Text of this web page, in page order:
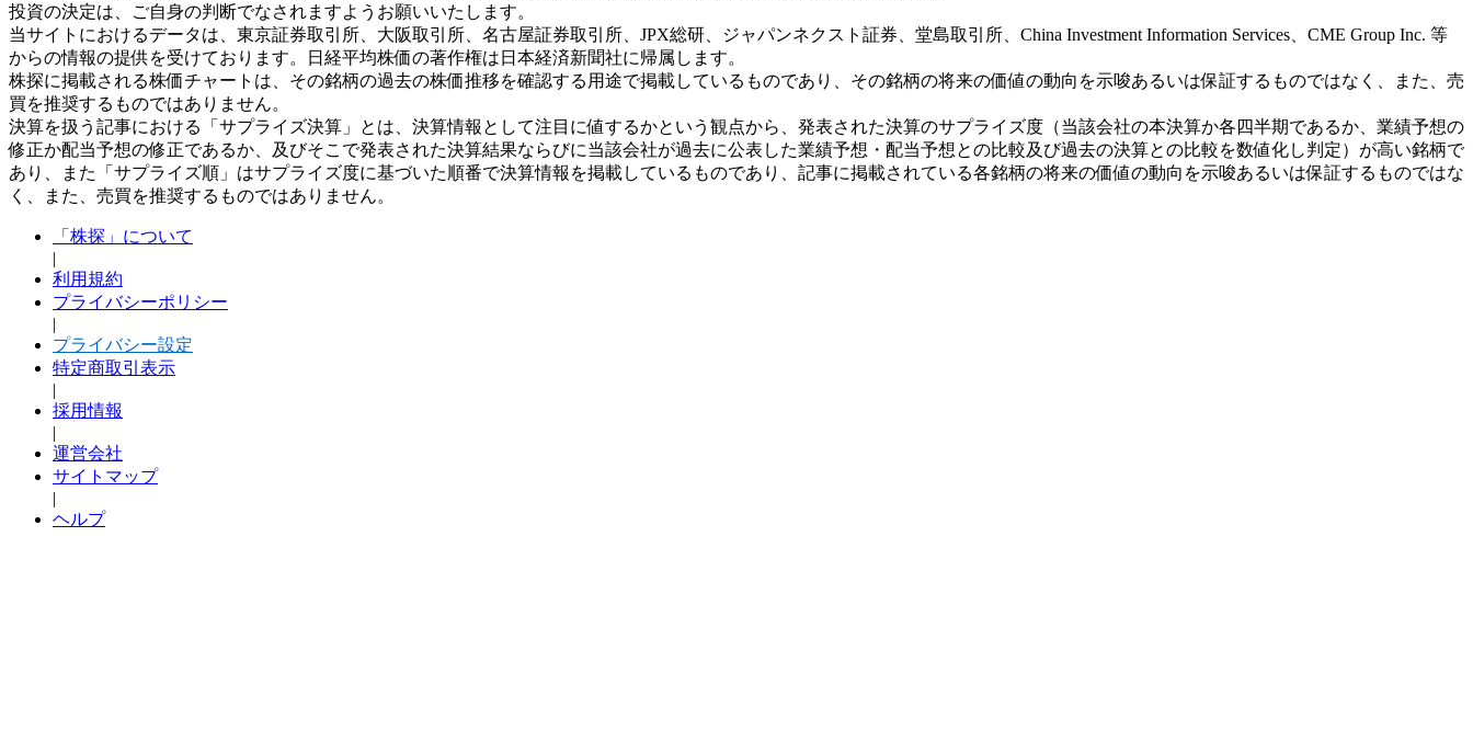
投資の決定は、ご自身の判断でなされますようお願いいたします。
当サイトにおけるデータは、東京証券取引所、大阪取引所、名古屋証券取引所、JPX総研、ジャパンネクスト証券、堂島取引所、China Investment Information Services、CME Group Inc. 等
からの情報の提供を受けております。日経平均株価の著作権は日本経済新聞社に帰属します。
株探に掲載される株価チャートは、その銘柄の過去の株価推移を確認する用途で掲載しているものであり、その銘柄の将来の価値の動向を示唆あるいは保証するものではなく、また、売
買を推奨するものではありません。
決算を扱う記事における「サプライズ決算」とは、決算情報として注目に値するかという観点から、発表された決算のサプライズ度（当該会社の本決算か各四半期であるか、業績予想の
修正か配当予想の修正であるか、及びそこで発表された決算結果ならびに当該会社が過去に公表した業績予想・配当予想との比較及び過去の決算との比較を数値化し判定）が高い銘柄で
あり、また「サプライズ順」はサプライズ度に基づいた順番で決算情報を掲載しているものであり、記事に掲載されている各銘柄の将来の価値の動向を示唆あるいは保証するものではな
く、また、売買を推奨するものではありません。
「株探」について
|
利用規約
プライバシーポリシー
|
プライバシー設定
特定商取引表示
|
採用情報
|
運営会社
サイトマップ
|
ヘルプ